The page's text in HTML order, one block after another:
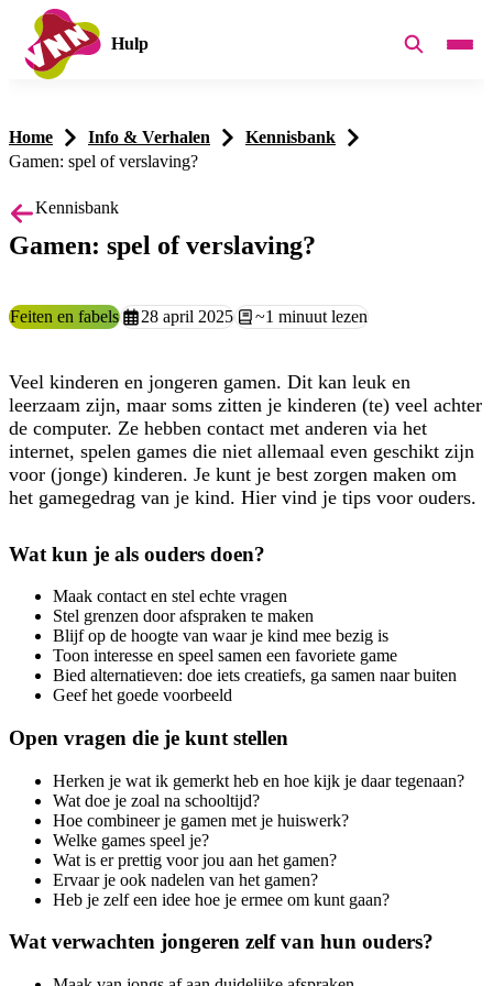
Hulp
Home Info & Verhalen
Kennisbank
Gamen: spel of verslaving?
Kennisbank
Gamen: spel of verslaving?
Categorie:
Feiten en fabelsAangemaakt op:
28 april 2025Leestijd:
~1 minuut lezen
Veel kinderen en jongeren gamen. Dit kan leuk en
leerzaam zijn, maar soms zitten je kinderen (te) veel achter
de computer. Ze hebben contact met anderen via het
internet, spelen games die niet allemaal even geschikt zijn
voor (jonge) kinderen. Je kunt je best zorgen maken om
het gamegedrag van je kind. Hier vind je tips voor ouders.
Wat kun je als ouders doen?
Maak contact en stel echte vragen
Stel grenzen door afspraken te maken
Blijf op de hoogte van waar je kind mee bezig is
Toon interesse en speel samen een favoriete game
Bied alternatieven: doe iets creatiefs, ga samen naar buiten
Geef het goede voorbeeld
Open vragen die je kunt stellen
Herken je wat ik gemerkt heb en hoe kijk je daar tegenaan?
Wat doe je zoal na schooltijd?
Hoe combineer je gamen met je huiswerk?
Welke games speel je?
Wat is er prettig voor jou aan het gamen?
Ervaar je ook nadelen van het gamen?
Heb je zelf een idee hoe je ermee om kunt gaan?
Wat verwachten jongeren zelf van hun ouders?